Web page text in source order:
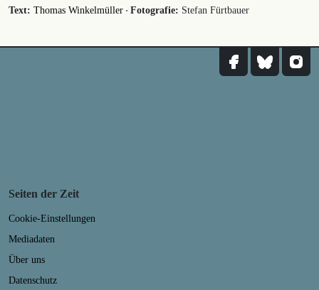
Text: Thomas Winkelmüller · Fotografie: Stefan Fürtbauer
Seiten der Zeit
Cookie-Einstellungen
Mediadaten
Über uns
Datenschutz